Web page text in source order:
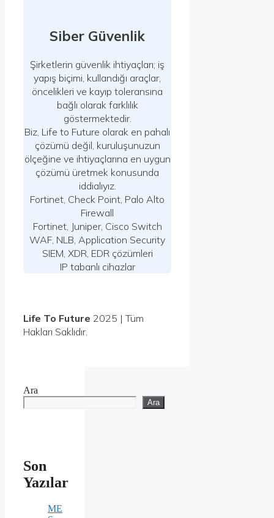
Siber Güvenlik
Şirketlerin güvenlik ihtiyaçları; iş
yapış biçimi, kullandığı araçlar,
öncelikleri ve kayıp toleransına
bağlı olarak farklılık
göstermektedir.
Biz, Life to Future olarak en pahalı
çözümü değil, kuruluşunuzun
ölçeğine ve ihtiyaçlarına en uygun
çözümü üretmek konusunda
iddialıyız.
Fortinet, Check Point, Palo Alto
Firewall
Fortinet, Juniper, Cisco Switch
WAF, NLB, Application Security
SIEM, XDR, EDR çözümleri
IP tabanlı cihazlar
Life To Future 2025 | Tüm
Hakları Saklıdır.
Ara
Ara
Son
Yazılar
ME